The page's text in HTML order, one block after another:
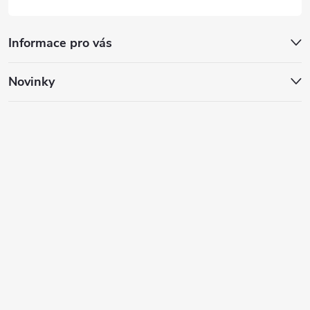
Informace pro vás
Novinky